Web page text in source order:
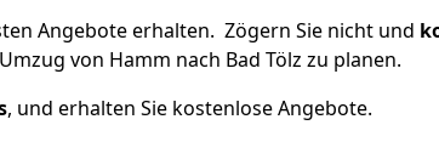
Angebote erhalten. Zögern Sie nicht und
von Hamm nach Bad Tölz zu planen.
, und erhalten Sie kostenlose Angebote.